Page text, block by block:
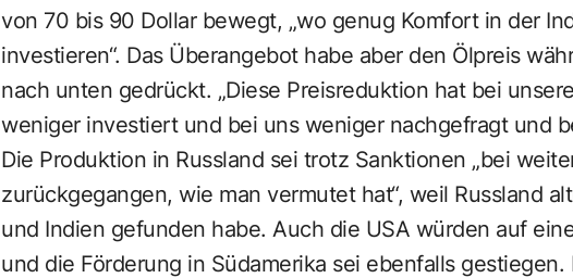
von 70 bis 90 Dollar bewegt, „wo genug Komfort in der
investieren“. Das Überangebot habe aber den Ölpreis
nach unten gedrückt. „Diese Preisreduktion hat bei
weniger investiert und bei uns weniger nachgefragt und
Die Produktion in Russland sei trotz Sanktionen „bei
zurückgegangen, wie man vermutet hat“, weil Russland
und Indien gefunden habe. Auch die USA würden auf
und die Förderung in Südamerika sei ebenfalls